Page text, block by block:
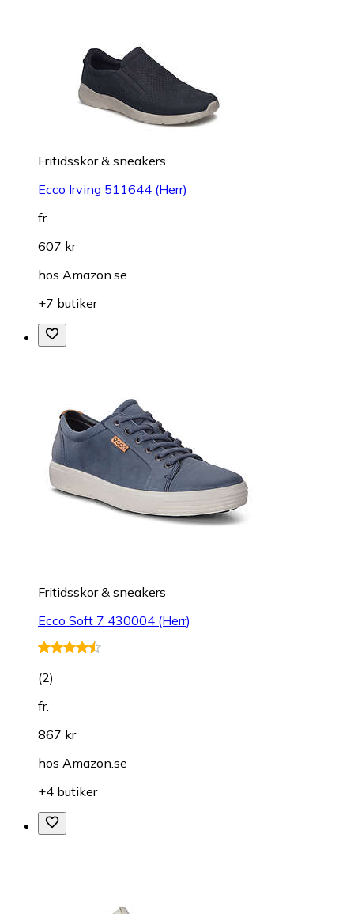
Fritidsskor & sneakers
Ecco Irving 511644 (Herr)
fr.
607 kr
hos Amazon.se
+7 butiker
Fritidsskor & sneakers
Ecco Soft 7 430004 (Herr)
(2)
fr.
867 kr
hos Amazon.se
+4 butiker